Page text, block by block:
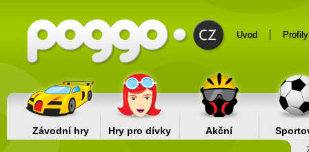
Uvod Profily
Závodní hry Hry pro dívky Akční